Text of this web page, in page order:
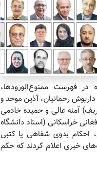
دانشگاه در فهرست ممنوع‌الورودها،
رحمانیان، آذین موحد و
آمنه عالی و حمیده خادمی
خراسکانی (استاد دانشگاه
احکام بدوی شفاهی یا کتبی
خبری اعلام کردند که حکم